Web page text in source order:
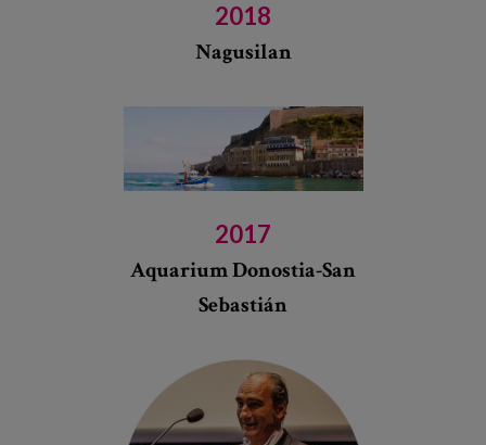
2018
Nagusilan
2017
Aquarium Donostia-San
Sebastián